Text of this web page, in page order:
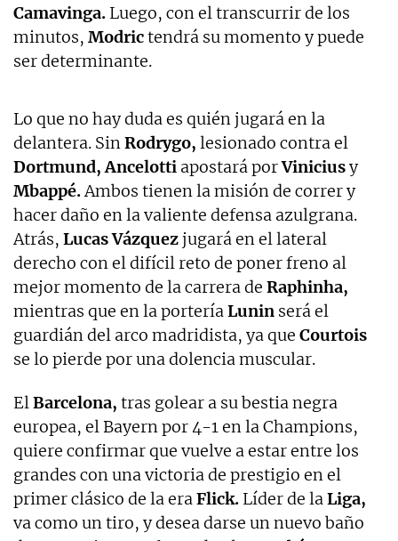
Camavinga. Luego, con el transcurrir de los
minutos, Modrictendrá su momento y puede
ser determinante.
Lo que no hay duda es quién jugará en la
delantera. SinRodrygo, lesionado contra el
Dortmund, Ancelotti apostará porViniciusy
Mbappé.Ambos tienen la misión de correr y
hacer daño en la valiente defensa azulgrana.
Atrás, Lucas Vázquezjugará en el lateral
derecho con el difícil reto de poner freno al
mejor momento de la carrera de Raphinha,
mientras que en la porteríaLunin será el
guardián del arco madridista, ya que Courtois
se lo pierde por una dolencia muscular.
ElBarcelona, tras golear a su bestia negra
europea, el Bayern por 4-1 en la Champions,
quiere confirmar que vuelve a estar entre los
grandes con una victoria de prestigio en el
primer clásico de la eraFlick. Líder de laLiga,
va como un tiro, y desea darse un nuevo baño